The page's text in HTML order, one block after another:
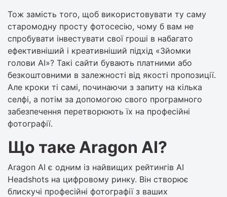
Тож замість того, щоб використовувати ту саму
старомодну просту фотосесію, чому б вам не
спробувати інвестувати свої гроші в набагато
ефективніший і креативніший підхід «Зйомки
голови AI»? Такі сайти бувають платними або
безкоштовними в залежності від якості пропозиції.
Але кроки ті самі, починаючи з запиту на кілька
селфі, а потім за допомогою свого програмного
забезпечення перетворюють їх на професійні
фотографії.
Що таке Aragon AI?
Aragon AI є одним із найвищих рейтингів AI
Headshots на цифровому ринку. Він створює
блискучі професійні фотографії з ваших